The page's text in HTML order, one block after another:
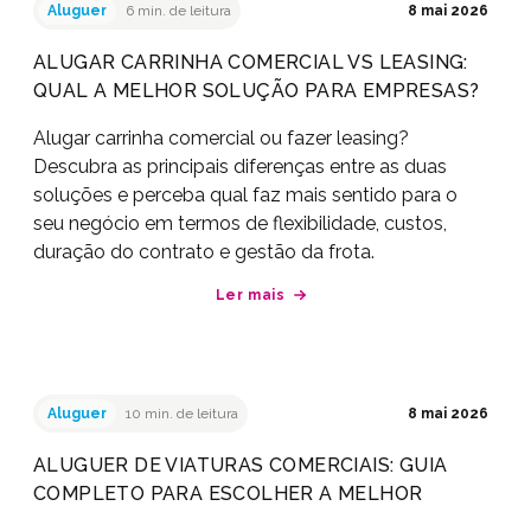
Aluguer 6 min. de leitura 8 mai 2026
ALUGAR CARRINHA COMERCIAL VS LEASING:
QUAL A MELHOR SOLUÇÃO PARA EMPRESAS?
Alugar carrinha comercial ou fazer leasing?
Descubra as principais diferenças entre as duas
soluções e perceba qual faz mais sentido para o
seu negócio em termos de flexibilidade, custos,
duração do contrato e gestão da frota.
Ler mais
Aluguer 10 min. de leitura 8 mai 2026
ALUGUER DE VIATURAS COMERCIAIS: GUIA
COMPLETO PARA ESCOLHER A MELHOR